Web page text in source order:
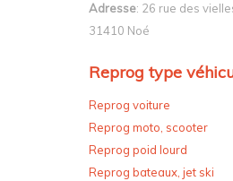
Adresse: 26 rue des
31410 Noé
Reprog type
Reprog voiture
Reprog moto, scooter
Reprog poid lourd
Reprog bateaux, jet ski